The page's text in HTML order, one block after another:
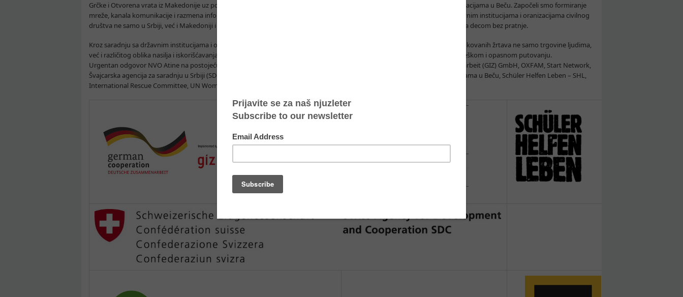
Grčke i Otvorena vrata iz Makedonije uz podršku Stalne misije Republike Francuske pri UNO i drugim međunarodnim organizacijama u Beču. Započeli smo formiranje
mreže, kanala komunikacije i razmena informacija koji treba da čine srž sveobuhvatnog sistema zaštite koji bi pomogao državnim institucijama i oranizacijama civilnog
društva ne samo u Srbiji, već i Makedoniji i Grčkoj da efikasnije odgovore na postojeće izazove sa kojima se suočavaju u vezi sa decom bez pratnje.
Kroz saradnju sa državnim institucijama i organizacijama civilnog društva u Srbiji i zemljama u regionu očekujemo više identifikovanih žrtava ne samo trgovine ljudima,
već i različitog oblika nasilja i iskorišćavanja kako bi im pružili pravovremenu i sveobuhvatnu podršku koju nemaju na svom teškom i opasnom putovanju.
Urgentan odgovor NVO Atine na postojeću izbegličku krizu podržavaju: Deutsche Gesellschaft für Internationale Zusammenarbeit (GIZ) GmbH, OXFAM, Start Network,
Švajcarska agencija za saradnju u Srbiji (SDC), Stalna misija Republike Francuske pri UNO i drugim međunarodnim organizacijama u Beču, Schüler Helfen Leben – SHL,
International Rescue Committee, UN Women, UNFPA i Konrad Adenauer Stiftung.